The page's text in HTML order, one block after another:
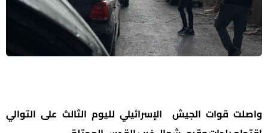
واصلت قوات الجيش الإسرائيلي لليوم الثالث على التوالي